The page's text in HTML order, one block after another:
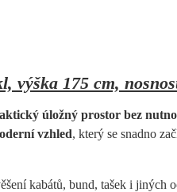
výška 175 cm,
úložný prostor bez
vzhled, který se snadno
kabátů, bund, tašek i jiných